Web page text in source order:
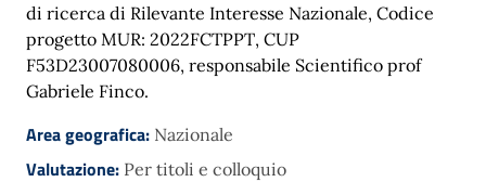
di ricerca di Rilevante Interesse Nazionale, Codice
progetto MUR: 2022FCTPPT, CUP
F53D23007080006, responsabile Scientifico prof
Gabriele Finco.
Area geografica: Nazionale
Valutazione: Per titoli e colloquio